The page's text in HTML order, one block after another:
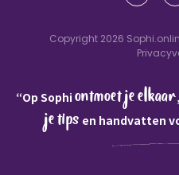
Copyright 2026
“Op Sophiontmoet je elkaar
je tips en handvatten